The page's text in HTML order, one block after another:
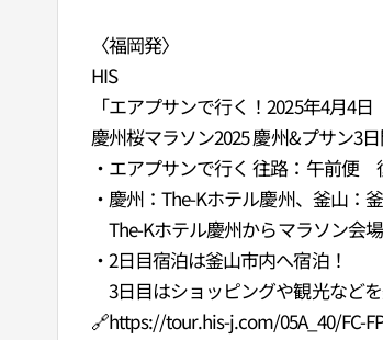
〈福岡発〉
HIS
「エアプサンで行く！2025年4月4日
慶州桜マラソン2025 慶州&プサン3日
・エアプサンで行く 往路：午前便
・慶州：The-Kホテル慶州、釜山：
The-Kホテル慶州からマラソン会
・2日目宿泊は釜山市内へ宿泊！
3日目はショッピングや観光など
🔗https://tour.his-j.com/05A_40/FC-